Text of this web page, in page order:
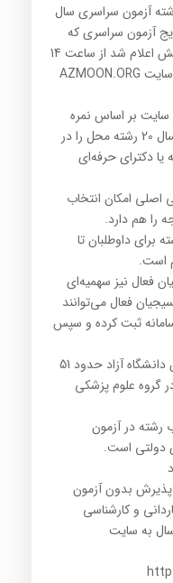
آزمون سراسری سال
آزمون سراسری که
هفته گذشته از سوی سازمان سنجش اعلام شد از ساعت 14
فردا شنبه دهم مرداد ماه از طریق سایت AZMOON.ORG
سایت بر اساس نمره
کسب شده در آزمون سراسری امسال 20 رشته محل را در
یا دکترای حرفه‌ای
اصلی امکان انتخاب
را هم دارد.
برای داوطلبان تا
است.
فعال نیز سهمیه‌ای
فعال می‌توانند
در سامانه ثبت کرده و سپس
ظرفیت پذیرش رشته‌های با آزمون دانشگاه آزاد حدود 51
گروه علوم پزشکی
رشته در آزمون
دولتی است.
بدون آزمون
و کارشناسی
سال به سایت